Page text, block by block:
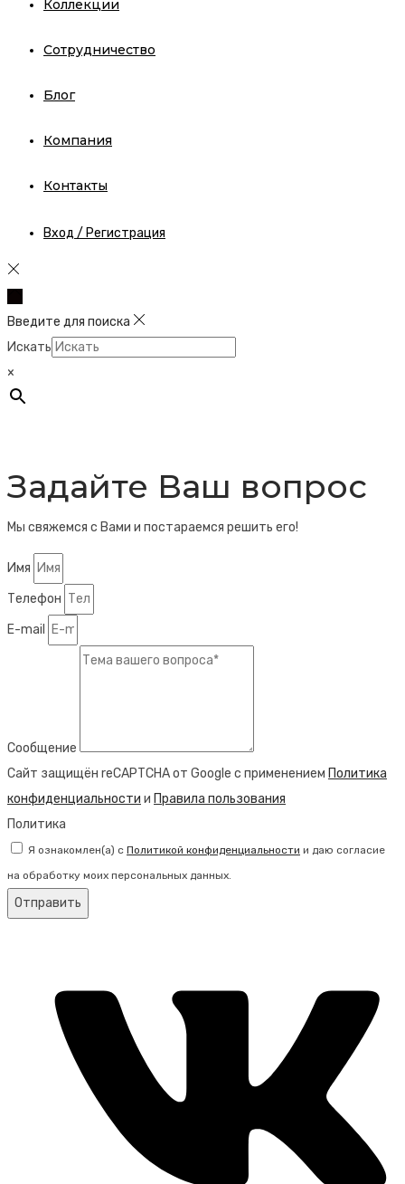
Коллекции
Сотрудничество
Блог
Компания
Контакты
Вход / Регистрация
Введите для поиска
Искать
×
Задайте Ваш вопрос
Мы свяжемся с Вами и постараемся решить его!
Имя
Телефон
E-mail
Сообщение
Сайт защищён reCAPTCHA от Google с применением Политика
конфиденциальности и Правила пользования
Политика
Я ознакомлен(а) с Политикой конфиденциальности и даю согласие
на обработку моих персональных данных.
Отправить